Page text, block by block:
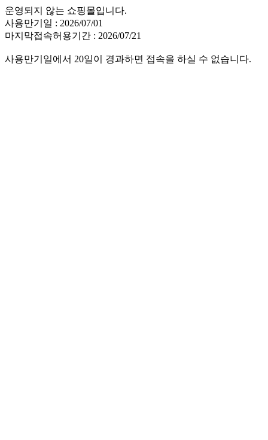
운영되지 않는 쇼핑몰입니다.
사용만기일 : 2026/07/01
마지막접속허용기간 : 2026/07/21
사용만기일에서 20일이 경과하면 접속을 하실 수 없습니다.